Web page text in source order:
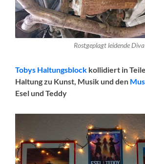
Rostgeplagt leidende Diva
Tobys Haltungsblock kollidiert in
Haltung zu Kunst, Musik und den
Esel und Teddy